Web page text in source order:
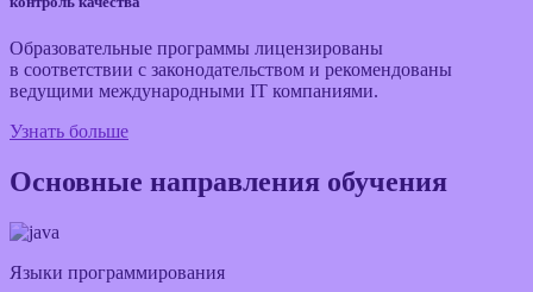
Образовательные программы лицензированы
в соответствии с законодательством и рекомендованы
ведущими международными IT компаниями.
Узнать больше
Основные направления обучения
Языки программирования